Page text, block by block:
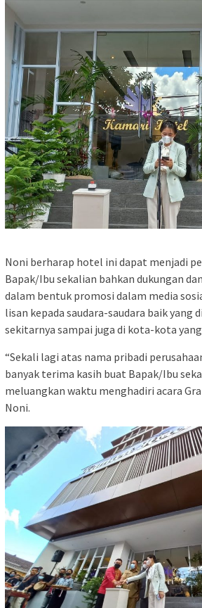
Noni berharap hotel ini dapat menjadi
Bapak/Ibu sekalian bahkan dukungan
dalam bentuk promosi dalam media
lisan kepada saudara-saudara baik yang
sekitarnya sampai juga di kota-kota
“Sekali lagi atas nama pribadi
banyak terima kasih buat Bapak/Ibu
meluangkan waktu menghadiri acara
Noni.